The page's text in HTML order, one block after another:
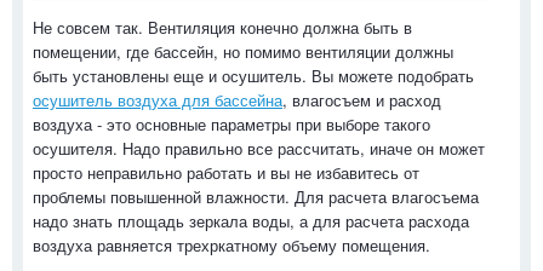
Не совсем так. Вентиляция конечно должна быть в
помещении, где бассейн, но помимо вентиляции должны
быть установлены еще и осушитель. Вы можете подобрать
осушитель воздуха для бассейна, влагосъем и расход
воздуха - это основные параметры при выборе такого
осушителя. Надо правильно все рассчитать, иначе он может
просто неправильно работать и вы не избавитесь от
проблемы повышенной влажности. Для расчета влагосъема
надо знать площадь зеркала воды, а для расчета расхода
воздуха равняется трехркатному объему помещения.